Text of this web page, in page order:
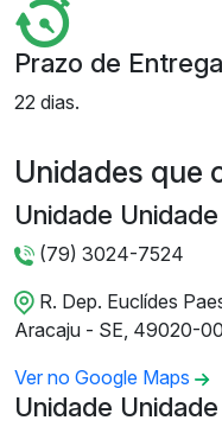
Prazo de Entrega
22 dias.
Unidades que
Unidade
(79) 3024-7524
R. Dep. Euclídes
Aracaju - SE, 49020-
Ver no Google Maps
Unidade